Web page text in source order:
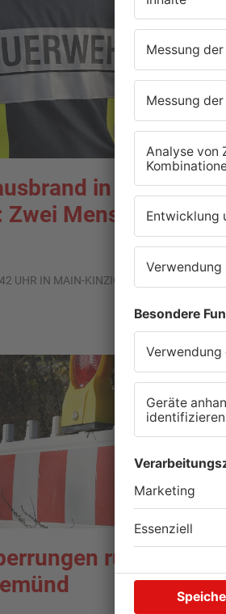
in
Zwei Menschen
UHR IN MAIN-KINZIG-KREIS
rund um